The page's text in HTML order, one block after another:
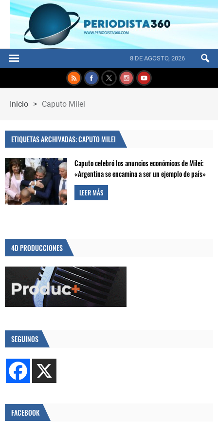
8 DE AGOSTO, 2026
Inicio > Caputo Milei
ETIQUETAS ARCHIVADAS: CAPUTO MILEI
Caputo celebró los anuncios económicos de Milei:
«Argentina se encamina a ser un ejemplo de país»
LEER MÁS
4D PRODUCCIONES
SEGUINOS
FACEBOOK